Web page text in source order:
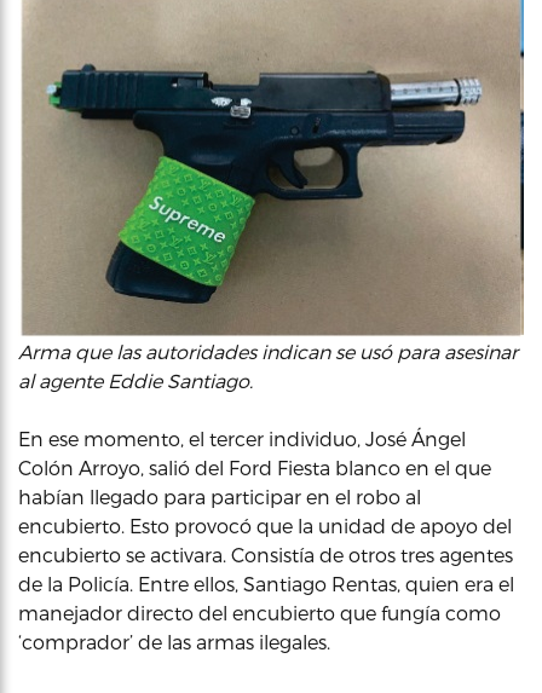
Arma que las autoridades indican se usó para asesinar
al agente Eddie Santiago.
En ese momento, el tercer individuo, José Ángel
Colón Arroyo, salió del Ford Fiesta blanco en el que
habían llegado para participar en el robo al
encubierto. Esto provocó que la unidad de apoyo del
encubierto se activara. Consistía de otros tres agentes
de la Policía. Entre ellos, Santiago Rentas, quien era el
manejador directo del encubierto que fungía como
‘comprador’ de las armas ilegales.